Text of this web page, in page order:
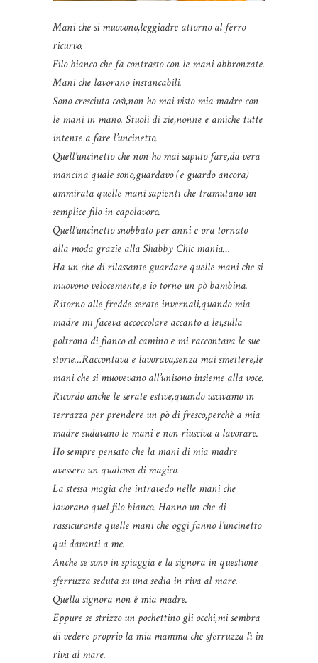
Mani che si muovono,leggiadre attorno al ferro
ricurvo.
Filo bianco che fa contrasto con le mani abbronzate.
Mani che lavorano instancabili.
Sono cresciuta così,non ho mai visto mia madre con
le mani in mano. Stuoli di zie,nonne e amiche tutte
intente a fare l’uncinetto.
Quell’uncinetto che non ho mai saputo fare,da vera
mancina quale sono,guardavo (e guardo ancora)
ammirata quelle mani sapienti che tramutano un
semplice filo in capolavoro.
Quell’uncinetto snobbato per anni e ora tornato
alla moda grazie alla Shabby Chic mania…
Ha un che di rilassante guardare quelle mani che si
muovono velocemente,e io torno un pò bambina.
Ritorno alle fredde serate invernali,quando mia
madre mi faceva accoccolare accanto a lei,sulla
poltrona di fianco al camino e mi raccontava le sue
storie…Raccontava e lavorava,senza mai smettere,le
mani che si muovevano all’unisono insieme alla voce.
Ricordo anche le serate estive,quando uscivamo in
terrazza per prendere un pò di fresco,perchè a mia
madre sudavano le mani e non riusciva a lavorare.
Ho sempre pensato che la mani di mia madre
avessero un qualcosa di magico.
La stessa magia che intravedo nelle mani che
lavorano quel filo bianco. Hanno un che di
rassicurante quelle mani che oggi fanno l’uncinetto
qui davanti a me.
Anche se sono in spiaggia e la signora in questione
sferruzza seduta su una sedia in riva al mare.
Quella signora non è mia madre.
Eppure se strizzo un pochettino gli occhi,mi sembra
di vedere proprio la mia mamma che sferruzza lì in
riva al mare.